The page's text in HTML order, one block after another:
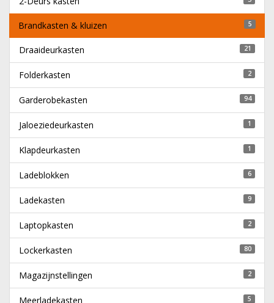
Brandkasten & kluizen 5
Draaideurkasten 21
Folderkasten 2
Garderobekasten 94
Jaloeziedeurkasten 1
Klapdeurkasten 1
Ladeblokken 6
Ladekasten 9
Laptopkasten 2
Lockerkasten 80
Magazijnstellingen 2
Meerladekasten 5